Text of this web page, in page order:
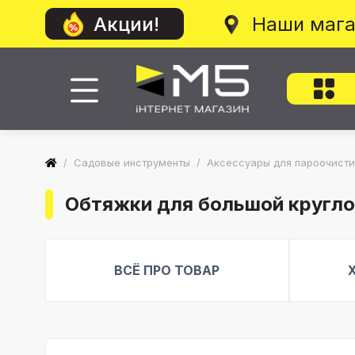
Акции! Наши
/ Садовые инструменты / Аксессуары для
Обтяжки для большой
ВСЁ ПРО ТОВАР